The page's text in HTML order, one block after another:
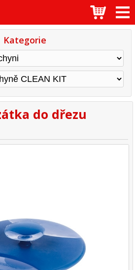
Kategorie
do dřezu